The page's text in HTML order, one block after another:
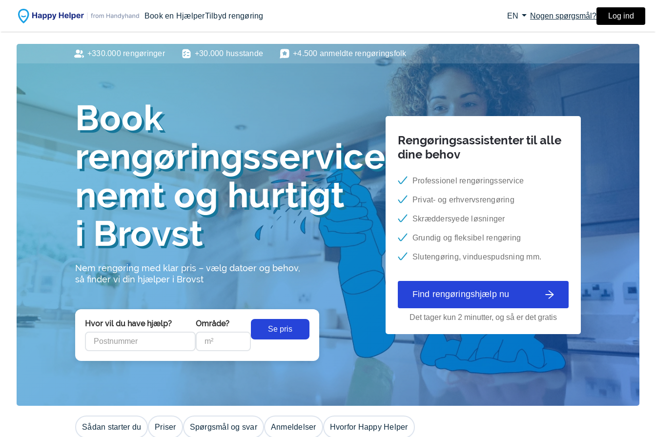
Book en HjælperTilbyd rengøring EN arrow_drop_down Nogen spørgsmål? Log ind
Book
rengøringsservice
nemt og hurtigt
i Brovst
Nem rengøring med klar pris – vælg datoer og behov,
så finder vi din hjælper i Brovst
Hvor vil du have hjælp? Område?
Se pris
Rengøringsassistenter til alle
dine behov
Professionel rengøringsservice
Privat- og erhvervsrengøring
Skræddersyede løsninger
Grundig og fleksibel rengøring
Slutengøring, vinduespudsning mm.
Find rengøringshjælp nu
Det tager kun 2 minutter, og så er det gratis
+330.000 rengøringer +30.000 husstande +4.500 anmeldte rengøringsfolk
Sådan starter du Priser Spørgsmål og svar Anmeldelser Hvorfor Happy Helper